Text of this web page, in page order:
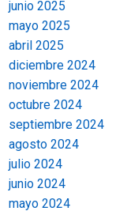
junio 2025
mayo 2025
abril 2025
diciembre 2024
noviembre 2024
octubre 2024
septiembre 2024
agosto 2024
julio 2024
junio 2024
mayo 2024